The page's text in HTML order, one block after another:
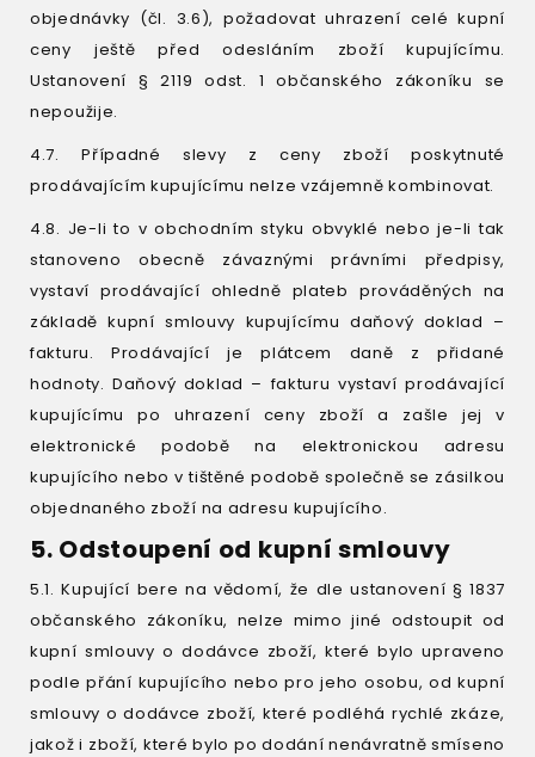
objednávky (čl. 3.6), požadovat uhrazení celé kupní
ceny ještě před odesláním zboží kupujícímu.
Ustanovení § 2119 odst. 1 občanského zákoníku se
nepoužije.
4.7. Případné slevy z ceny zboží poskytnuté
prodávajícím kupujícímu nelze vzájemně kombinovat.
4.8. Je-li to v obchodním styku obvyklé nebo je-li tak
stanoveno obecně závaznými právními předpisy,
vystaví prodávající ohledně plateb prováděných na
základě kupní smlouvy kupujícímu daňový doklad –
fakturu. Prodávající je plátcem daně z přidané
hodnoty. Daňový doklad – fakturu vystaví prodávající
kupujícímu po uhrazení ceny zboží a zašle jej v
elektronické podobě na elektronickou adresu
kupujícího nebo v tištěné podobě společně se zásilkou
objednaného zboží na adresu kupujícího.
5. Odstoupení od kupní smlouvy
5.1. Kupující bere na vědomí, že dle ustanovení § 1837
občanského zákoníku, nelze mimo jiné odstoupit od
kupní smlouvy o dodávce zboží, které bylo upraveno
podle přání kupujícího nebo pro jeho osobu, od kupní
smlouvy o dodávce zboží, které podléhá rychlé zkáze,
jakož i zboží, které bylo po dodání nenávratně smíseno